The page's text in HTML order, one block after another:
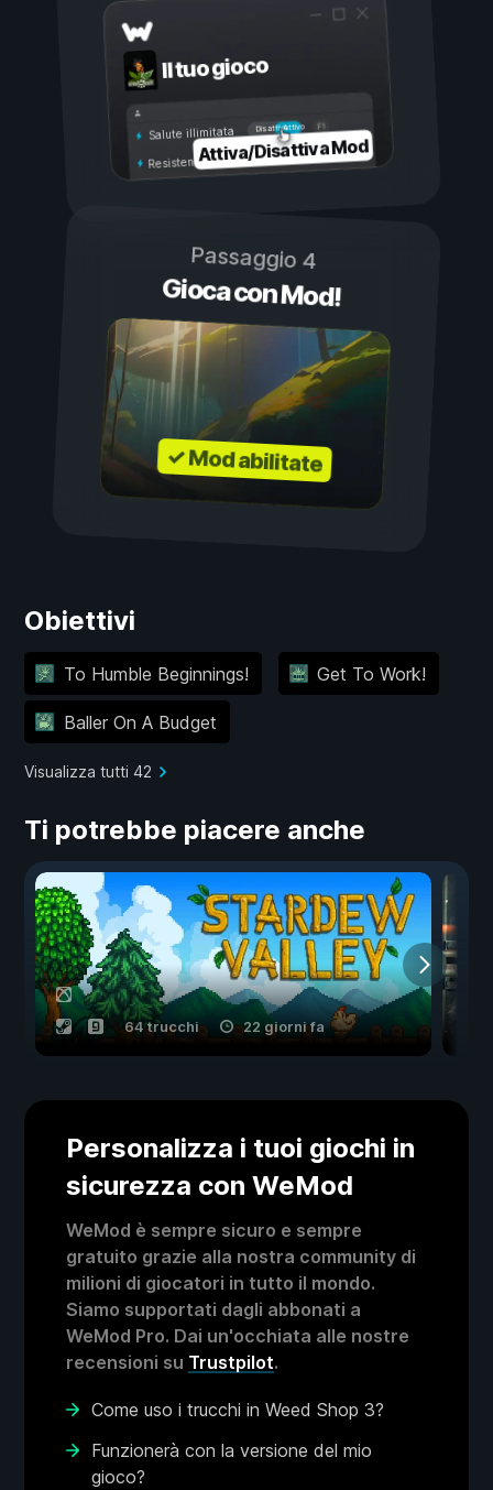
Il tuo gioco
Attivo
Disattivo
Salute illimitata
Resistenza illimitata
Attiva/Disattiva Mod
Passaggio 4
Gioca con Mod!
✓ Mod abilitate
Obiettivi
To Humble Beginnings! Get To Work!
Baller On A Budget
Visualizza tutti 42
Ti potrebbe piacere anche
64 trucchi 22 giorni fa
Personalizza i tuoi giochi in
sicurezza con WeMod
WeMod è sempre sicuro e sempre
gratuito grazie alla nostra community di
milioni di giocatori in tutto il mondo.
Siamo supportati dagli abbonati a
WeMod Pro. Dai un'occhiata alle nostre
recensioni su Trustpilot.
Come uso i trucchi in Weed Shop 3?
Funzionerà con la versione del mio
gioco?